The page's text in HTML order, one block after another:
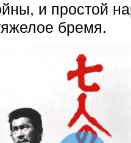
и простой
бремя.